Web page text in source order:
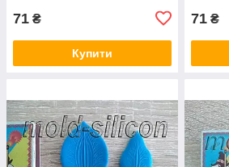
71 ₴
Купити
71 ₴